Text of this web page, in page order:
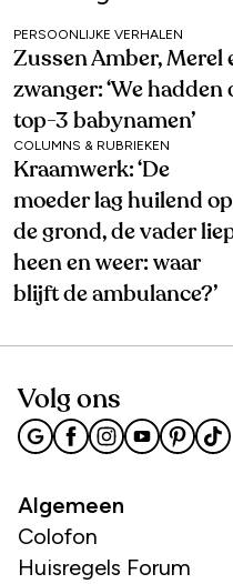
PERSOONLIJKE VERHALEN
Zussen Amber, Merel
zwanger: ‘We
top-3 babynamen’
COLUMNS & RUBRIEKEN
Kraamwerk: ‘De
moeder lag huilend op
de grond, de vader
heen en weer: waar
blijft de ambulance?’
Volg ons
Algemeen
Colofon
Huisregels Forum